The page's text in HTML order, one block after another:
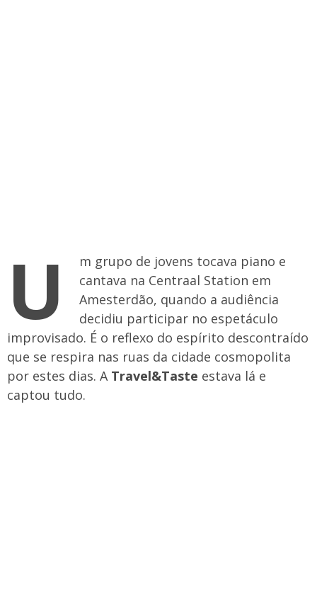
U
m grupo de jovens tocava piano e
cantava na Centraal Station em
Amesterdão, quando a audiência
decidiu participar no espetáculo
improvisado. É o reflexo do espírito descontraído
que se respira nas ruas da cidade cosmopolita
por estes dias. A Travel&Taste estava lá e
captou tudo.